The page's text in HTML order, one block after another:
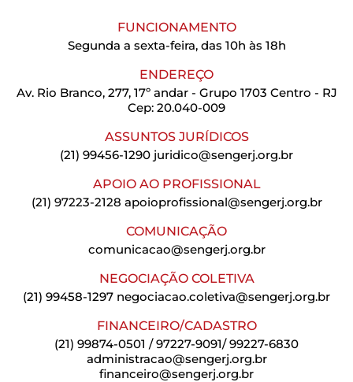
FUNCIONAMENTO
Segunda a sexta-feira, das 10h às 18h
ENDEREÇO
Av. Rio Branco, 277, 17º andar - Grupo 1703 Centro - RJ
Cep: 20.040-009
ASSUNTOS JURÍDICOS
(21) 99456-1290 juridico@sengerj.org.br
APOIO AO PROFISSIONAL
(21) 97223-2128 apoioprofissional@sengerj.org.br
COMUNICAÇÃO
comunicacao@sengerj.org.br
NEGOCIAÇÃO COLETIVA
(21) 99458-1297 negociacao.coletiva@sengerj.org.br
FINANCEIRO/CADASTRO
(21) 99874-0501 / 97227-9091/ 99227-6830
administracao@sengerj.org.br
financeiro@sengerj.org.br